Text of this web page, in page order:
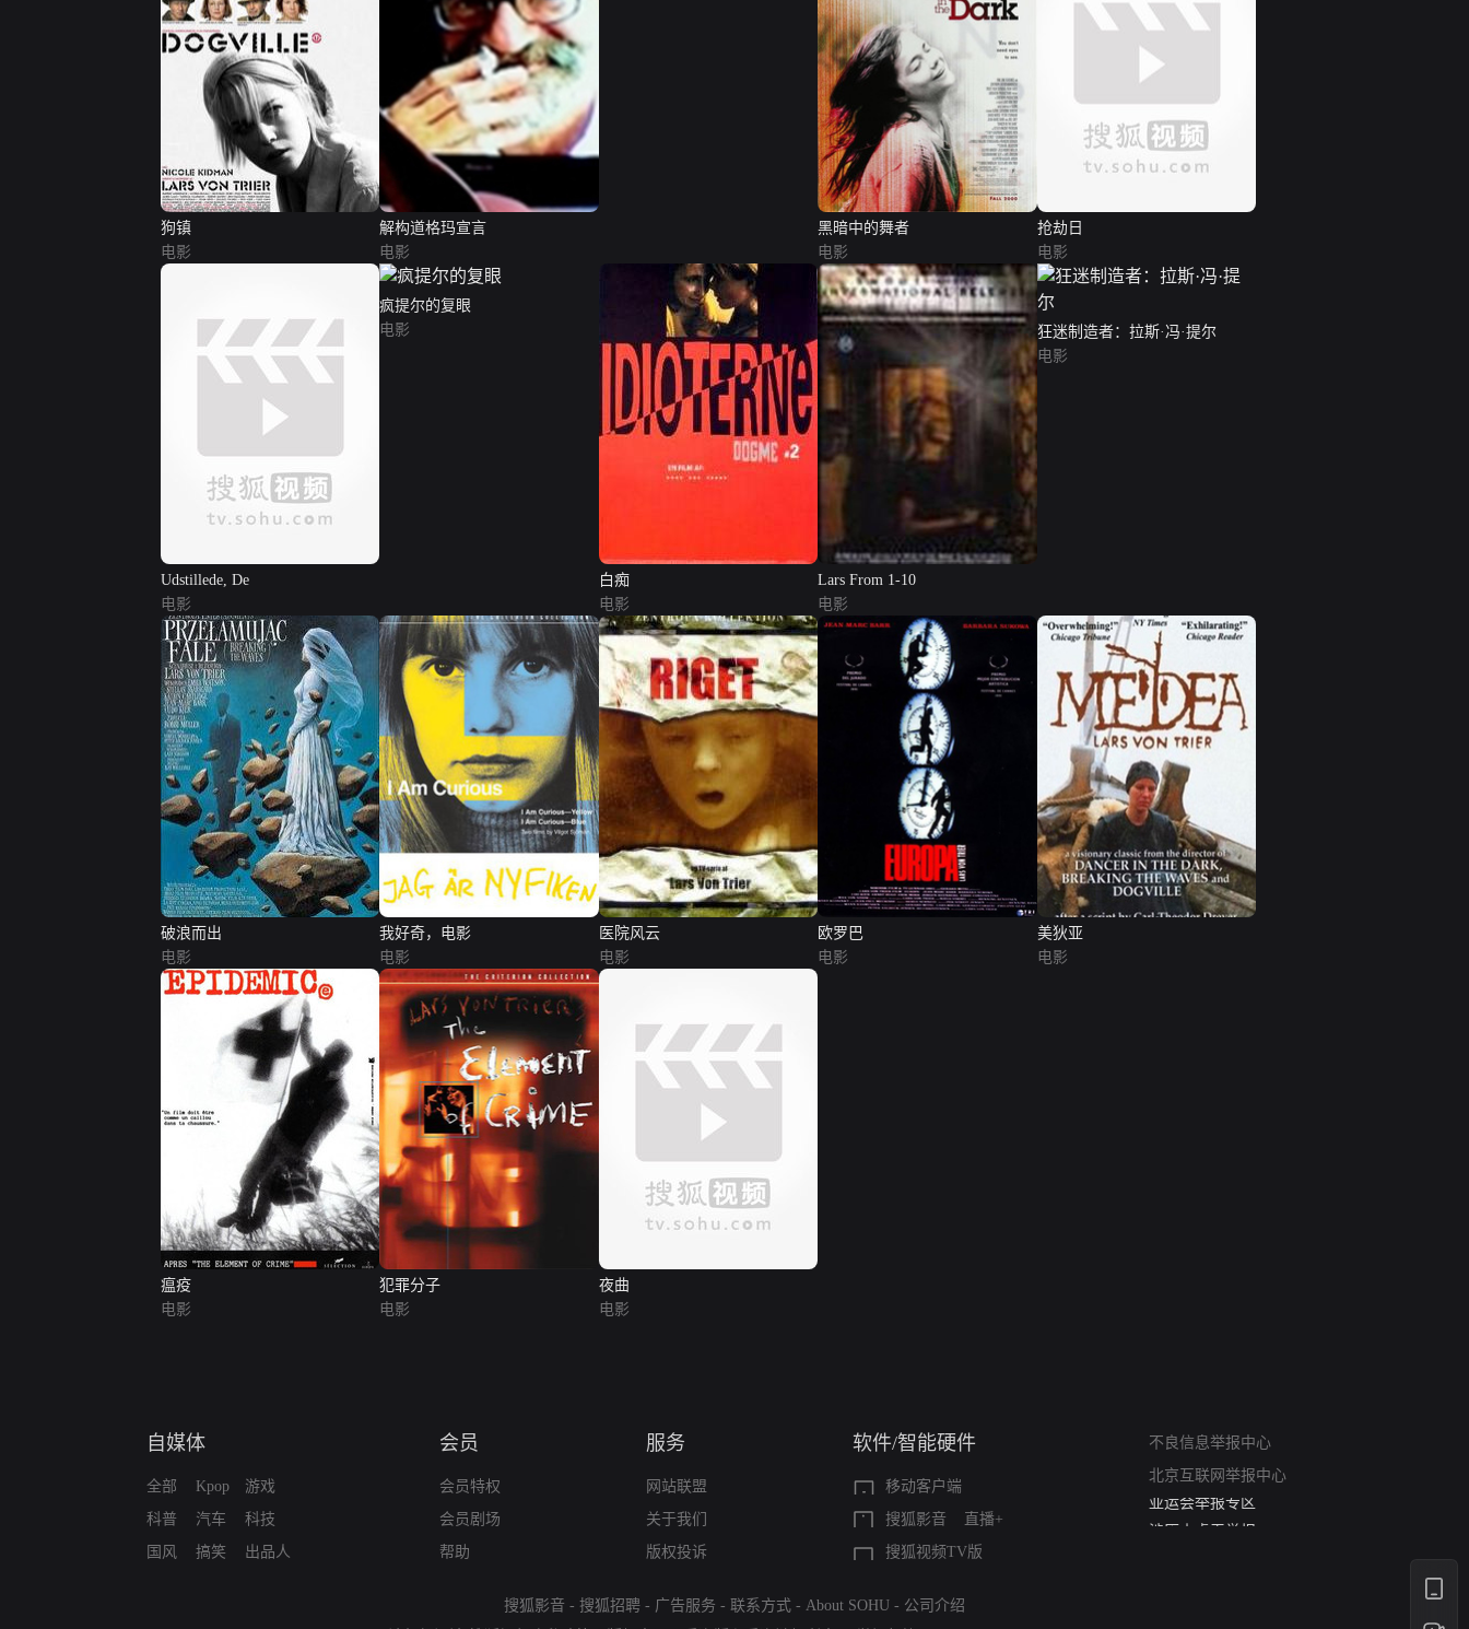
狗镇
电影
解构道格玛宣言
电影
黑暗中的舞者
电影
抢劫日
电影
Udstillede, De
电影
疯提尔的复眼
电影
白痴
电影
Lars From 1-10
电影
狂迷制造者：拉斯·冯·提尔
电影
破浪而出
电影
我好奇，电影
电影
医院风云
电影
欧罗巴
电影
美狄亚
电影
瘟疫
电影
犯罪分子
电影
夜曲
电影
自媒体
全部
科普
国风
Kpop
汽车
搞笑
游戏
科技
出品人
会员
会员特权
会员剧场
帮助
服务
网站联盟
关于我们
版权投诉
软件/智能硬件
移动客户端
搜狐影音
直播+
搜狐视频TV版
不良信息举报中心
北京互联网举报中心
亚运会举报专区
涉历史虚无举报
搜狐影音 - 搜狐招聘 - 广告服务 - 联系方式 - About SOHU - 公司介绍